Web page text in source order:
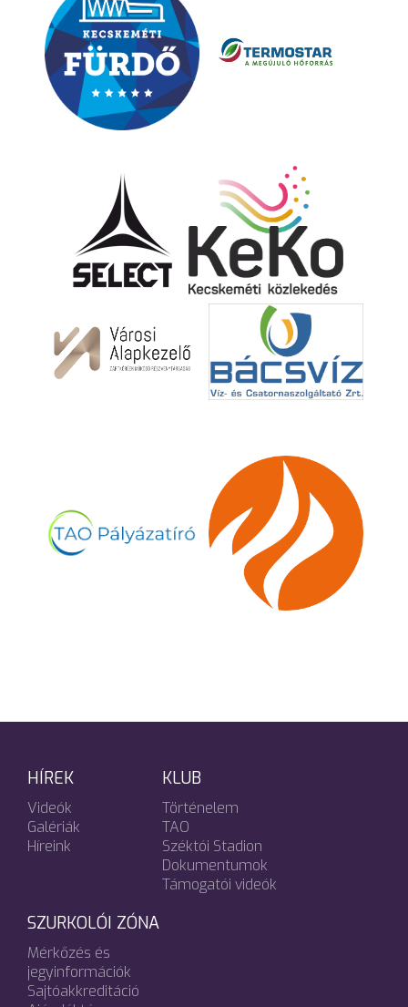
HÍREK
Videók
Galériák
Híreink
KLUB
Történelem
TAO
Széktói Stadion
Dokumentumok
Támogatói videók
SZURKOLÓI ZÓNA
Mérkőzés és
jegyinformációk
Sajtóakkreditáció